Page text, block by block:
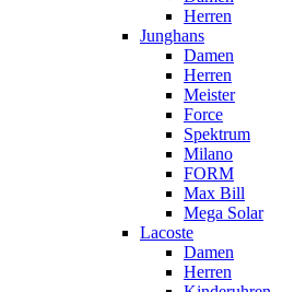
Herren
Junghans
Damen
Herren
Meister
Force
Spektrum
Milano
FORM
Max Bill
Mega Solar
Lacoste
Damen
Herren